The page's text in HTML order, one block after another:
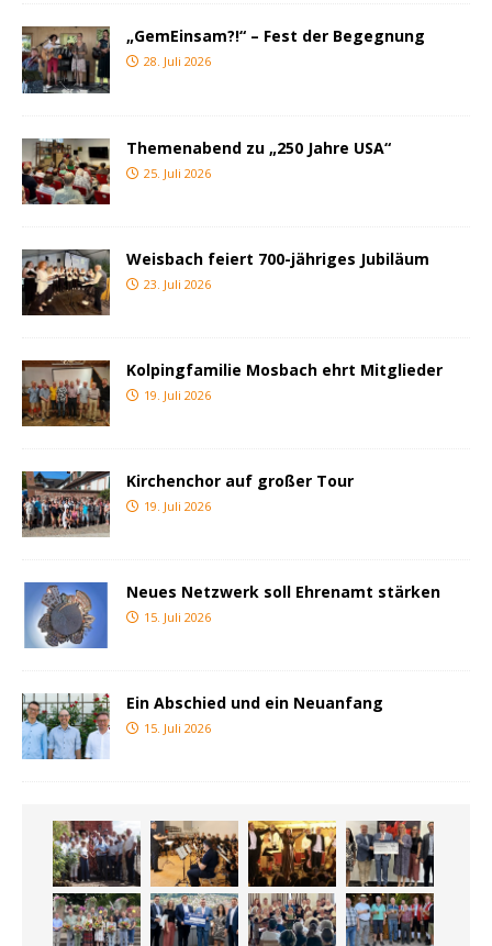
„GemEinsam?!“ – Fest der Begegnung
28. Juli 2026
Themenabend zu „250 Jahre USA“
25. Juli 2026
Weisbach feiert 700-jähriges Jubiläum
23. Juli 2026
Kolpingfamilie Mosbach ehrt Mitglieder
19. Juli 2026
Kirchenchor auf großer Tour
19. Juli 2026
Neues Netzwerk soll Ehrenamt stärken
15. Juli 2026
Ein Abschied und ein Neuanfang
15. Juli 2026